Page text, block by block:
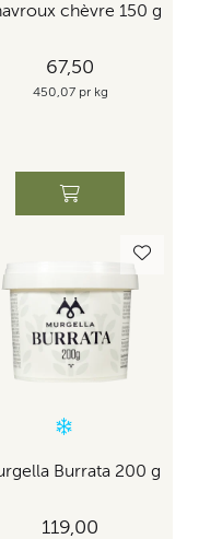
chèvre 150 g
67,50
450,07 pr kg
Burrata 200 g
119,00